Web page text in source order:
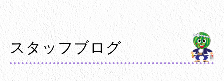
スタッフブログ